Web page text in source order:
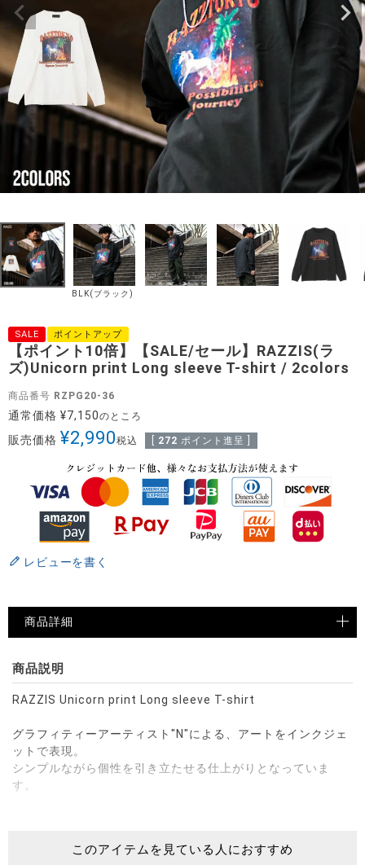
BLK(ブラック)
SALE ポイントアップ
【ポイント10倍】【SALE/セール】RAZZIS(ラ
ズ)Unicorn print Long sleeve T-shirt / 2colors
商品番号 RZPG20-36
通常価格 ¥7,150のところ
販売価格 ¥2,990税込 272 ポイント進呈 ]
レビューを書く
商品詳細
商品説明
RAZZIS Unicorn print Long sleeve T-shirt
グラフィティーアーティスト"N"による、アートをインクジェ
ットで表現。
シンプルながら個性を引き立たせる仕上がりとなっていま
す。
このアイテムを見ている人におすすめ